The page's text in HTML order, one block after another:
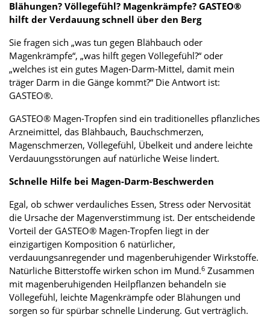
Blähungen? Völlegefühl? Magenkrämpfe? GASTEO®
hilft der Verdauung schnell über den Berg
Sie fragen sich „was tun gegen Blähbauch oder
Magenkrämpfe“, „was hilft gegen Völlegefühl?“ oder
„welches ist ein gutes Magen-Darm-Mittel, damit mein
träger Darm in die Gänge kommt?“ Die Antwort ist:
GASTEO®.
GASTEO® Magen-Tropfen sind ein traditionelles pflanzliches
Arzneimittel, das Blähbauch, Bauchschmerzen,
Magenschmerzen, Völlegefühl, Übelkeit und andere leichte
Verdauungsstörungen auf natürliche Weise lindert.
Schnelle Hilfe bei Magen-Darm-Beschwerden
Egal, ob schwer verdauliches Essen, Stress oder Nervosität
die Ursache der Magenverstimmung ist. Der entscheidende
Vorteil der GASTEO® Magen-Tropfen liegt in der
einzigartigen Komposition 6 natürlicher,
verdauungsanregender und magenberuhigender Wirkstoffe.
Natürliche Bitterstoffe wirken schon im Mund.6 Zusammen
mit magenberuhigenden Heilpflanzen behandeln sie
Völlegefühl, leichte Magenkrämpfe oder Blähungen und
sorgen so für spürbar schnelle Linderung. Gut verträglich.